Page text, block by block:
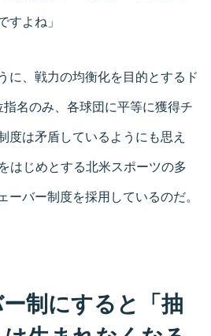
すよね」
に、戦力の均衡化を目的とするド
名のみ、各球団に平等に獲得チ
度は矛盾しているようにも思え
はじめとする北米スポーツの多
ーバー制度を採用しているのだ。
制にすると「抽